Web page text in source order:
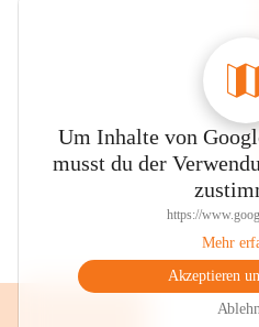
Um Inhalte von
musst du der
https://
Mehr
Akzeptieren